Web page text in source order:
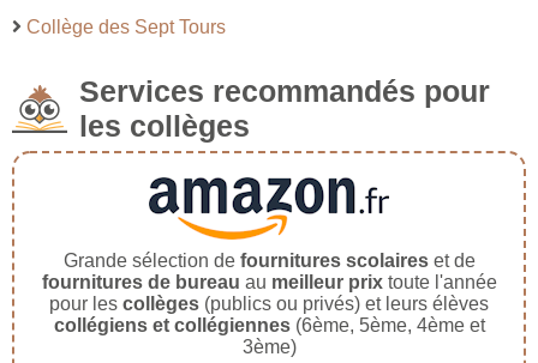
Collège des Sept Tours
Services recommandés pour
les collèges
Grande sélection de fournitures scolaireset de
fournitures de bureau au meilleur prixtoute l'année
pour les collèges (publics ou privés) et leurs élèves
collégiens et collégiennes(6ème, 5ème, 4ème et
3ème)